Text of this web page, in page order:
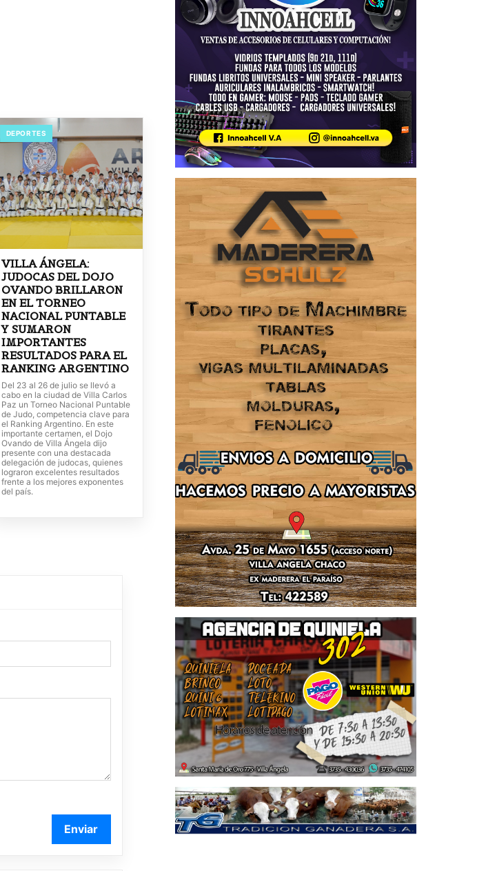
DEPORTES
VILLA ÁNGELA:
JUDOCAS DEL DOJO
OVANDO BRILLARON
EN EL TORNEO
NACIONAL PUNTABLE
Y SUMARON
IMPORTANTES
RESULTADOS PARA EL
RANKING ARGENTINO
Del 23 al 26 de julio se llevó a
cabo en la ciudad de Villa Carlos
Paz un Torneo Nacional Puntable
de Judo, competencia clave para
el Ranking Argentino. En este
importante certamen, el Dojo
Ovando de Villa Ángela dijo
presente con una destacada
delegación de judocas, quienes
lograron excelentes resultados
frente a los mejores exponentes
del país.
Enviar